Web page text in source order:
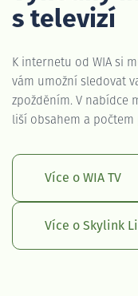
s televizí
K internetu od WIA si
vám umožní sledovat
zpožděním. V nabídce
liší obsahem a počtem
Více o WIA TV
Více o Skylink